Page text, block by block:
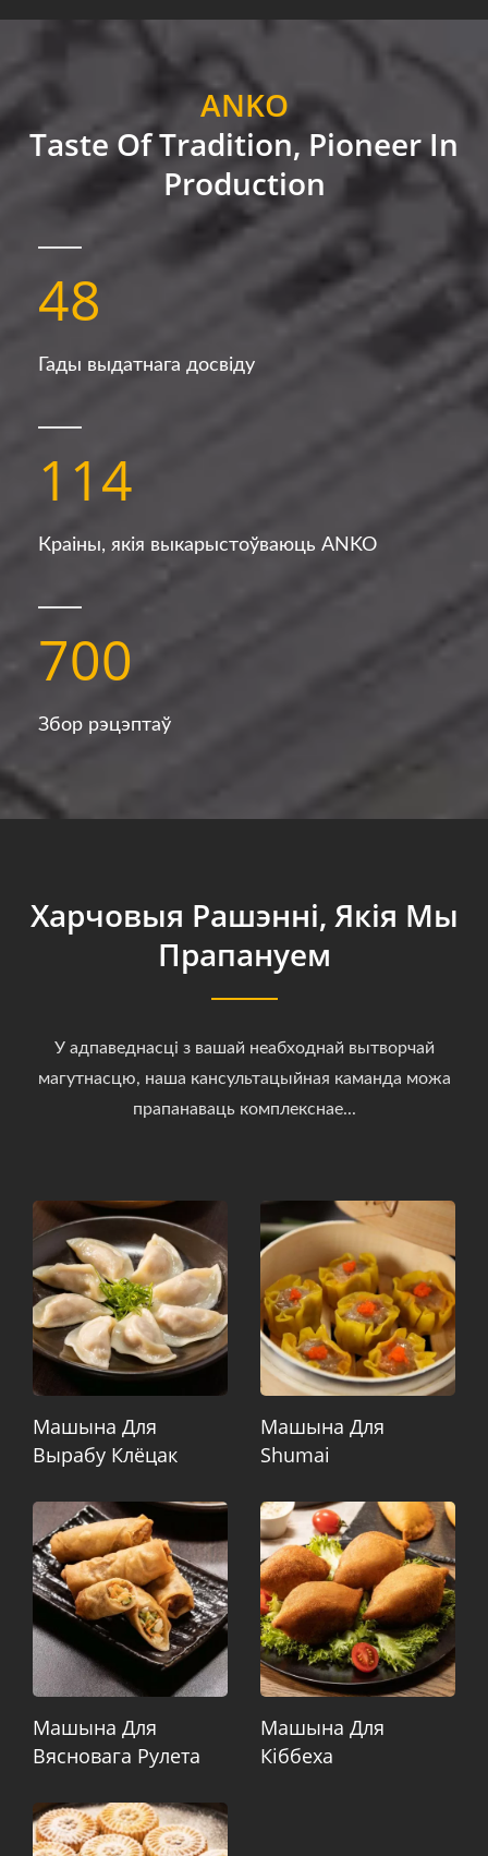
ANKO
Taste Of Tradition, Pioneer In
Production
48
Гады выдатнага досвіду
114
Краіны, якія выкарыстоўваюць ANKO
700
Збор рэцэптаў
Харчовыя Рашэнні, Якія Мы
Прапануем
У адпаведнасці з вашай неабходнай вытворчай
магутнасцю, наша кансультацыйная каманда можа
прапанаваць комплекснае...
Машына Для
Вырабу Клёцак
Машына Для
Shumai
Машына Для
Вясновага Рулета
Машына Для
Кіббеха